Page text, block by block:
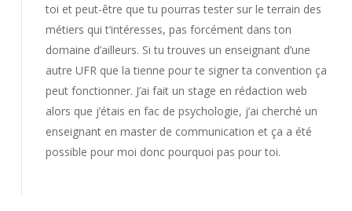
toi et peut-être que tu pourras tester sur le terrain des
métiers qui t’intéresses, pas forcément dans ton
domaine d’ailleurs. Si tu trouves un enseignant d’une
autre UFR que la tienne pour te signer ta convention ça
peut fonctionner. J’ai fait un stage en rédaction web
alors que j’étais en fac de psychologie, j’ai cherché un
enseignant en master de communication et ça a été
possible pour moi donc pourquoi pas pour toi.